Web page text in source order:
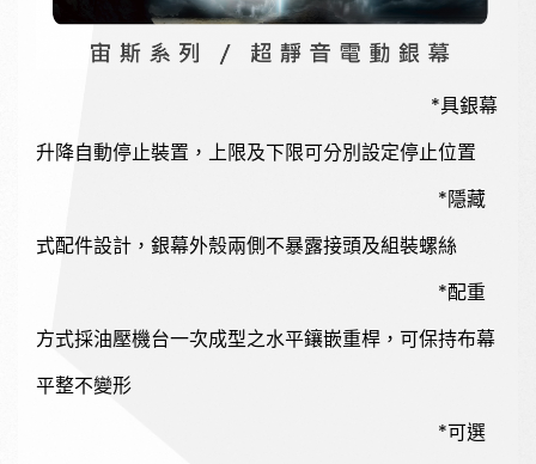
*具銀幕
升降自動停止裝置，上限及下限可分別設定停止位置
*隱藏
式配件設計，銀幕外殼兩側不暴露接頭及組裝螺絲
*配重
方式採油壓機台一次成型之水平鑲嵌重桿，可保持布幕
平整不變形
*可選